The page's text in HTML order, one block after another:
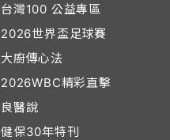
台灣100 公益專區
2026世界盃足球賽
大廚傳心法
2026WBC精彩直擊
良醫說
健保30年特刊